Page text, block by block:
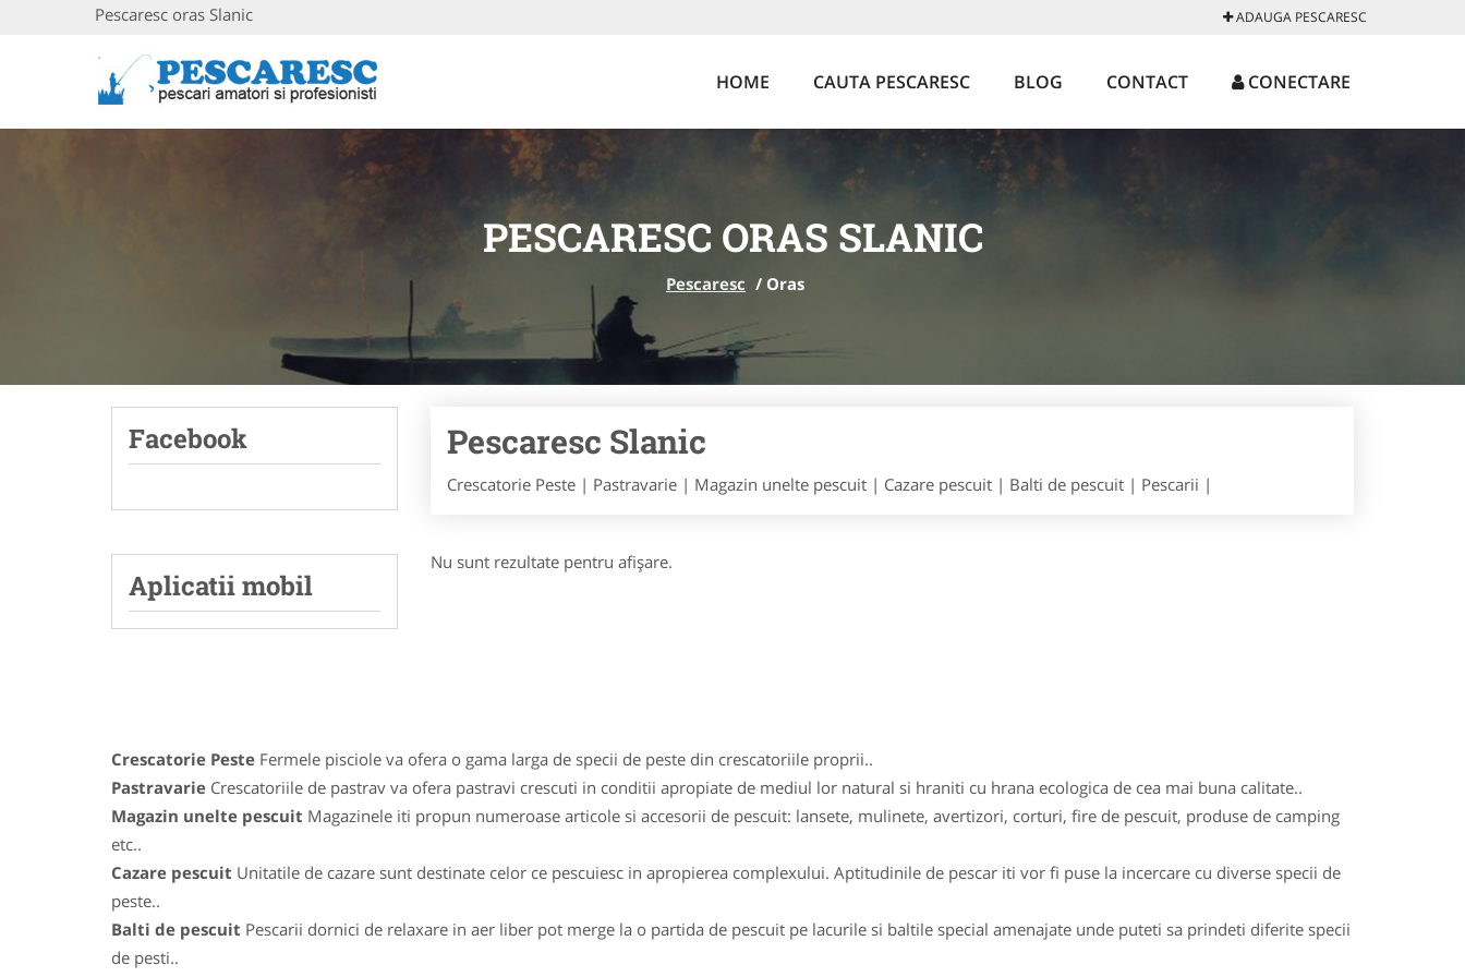
Pescaresc oras Slanic ADAUGA PESCARESC
HOME CAUTA PESCARESC BLOG CONTACT CONECTARE
PESCARESC ORAS SLANIC
Pescaresc / Oras
Facebook
Aplicatii mobil
Pescaresc Slanic
Crescatorie Peste | Pastravarie | Magazin unelte pescuit | Cazare pescuit | Balti de pescuit | Pescarii |
Nu sunt rezultate pentru afişare.
Crescatorie Peste Fermele pisciole va ofera o gama larga de specii de peste din crescatoriile proprii..
Pastravarie Crescatoriile de pastrav va ofera pastravi crescuti in conditii apropiate de mediul lor natural si hraniti cu hrana ecologica de cea mai buna calitate..
Magazin unelte pescuit Magazinele iti propun numeroase articole si accesorii de pescuit: lansete, mulinete, avertizori, corturi, fire de pescuit, produse de camping
etc..
Cazare pescuit Unitatile de cazare sunt destinate celor ce pescuiesc in apropierea complexului. Aptitudinile de pescar iti vor fi puse la incercare cu diverse specii de
peste..
Balti de pescuit Pescarii dornici de relaxare in aer liber pot merge la o partida de pescuit pe lacurile si baltile special amenajate unde puteti sa prindeti diferite specii
de pesti..